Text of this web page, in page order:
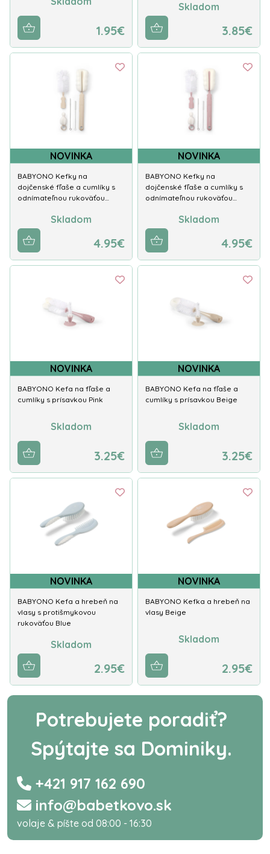
1.95€
Skladom
3.85€
NOVINKA
BABYONO Kefky na
dojčenské fľaše a cumlíky s
odnímateľnou rukoväťou…
Skladom
4.95€
NOVINKA
BABYONO Kefky na
dojčenské fľaše a cumlíky s
odnímateľnou rukoväťou…
Skladom
4.95€
NOVINKA
BABYONO Kefa na fľaše a
cumlíky s prísavkou Pink
Skladom
3.25€
NOVINKA
BABYONO Kefa na fľaše a
cumlíky s prísavkou Beige
Skladom
3.25€
NOVINKA
BABYONO Kefa a hrebeň na
vlasy s protišmykovou
rukoväťou Blue
Skladom
2.95€
NOVINKA
BABYONO Kefka a hrebeň na
vlasy Beige
Skladom
2.95€
Potrebujete poradiť?
Spýtajte sa Dominiky.
+421 917 162 690
info@babetkovo.sk
volaje & píšte od 08:00 - 16:30